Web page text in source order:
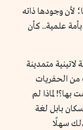
لأن وجودها ذاته
علمية.. كأن
متمدينة
من الحفريات
لماذا لم
بابل لغة
سهلًا